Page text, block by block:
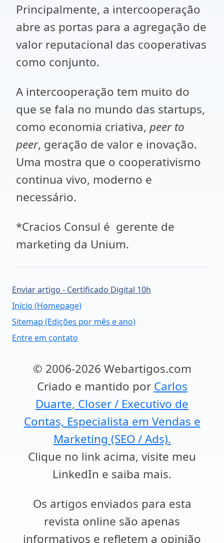
Principalmente, a intercooperação
abre as portas para a agregação de
valor reputacional das cooperativas
como conjunto.
A intercooperação tem muito do
que se fala no mundo das startups,
como economia criativa, peer to
peer, geração de valor e inovação.
Uma mostra que o cooperativismo
continua vivo, moderno e
necessário.
*Cracios Consul é gerente de
marketing da Unium.
Enviar artigo - Certificado Digital 10h
Início (Homepage)
Sitemap (Edições por mês e ano)
Entre em contato
© 2006-2026 Webartigos.com
Criado e mantido por Carlos
Duarte, Closer / Executivo de
Contas, Especialista em Vendas e
Marketing (SEO / Ads).
Clique no link acima, visite meu
LinkedIn e saiba mais.
Os artigos enviados para esta
revista online são apenas
informativos e refletem a opinião